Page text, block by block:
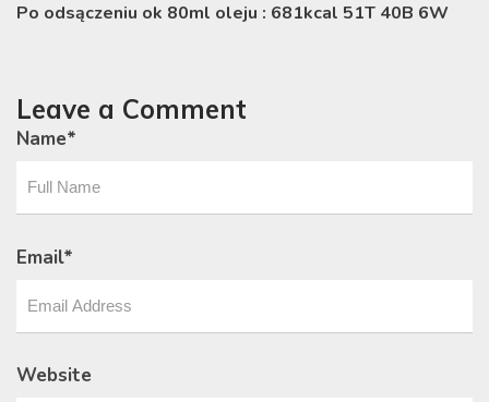
Po odsączeniu ok 80ml oleju : 681kcal 51T 40B 6W
Leave a Comment
Name*
Email*
Website